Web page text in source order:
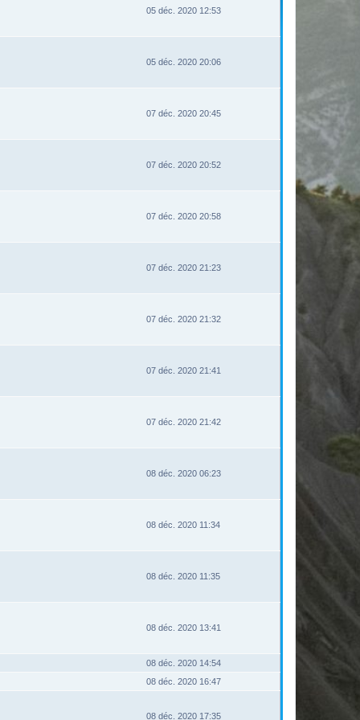
05 déc. 2020 12:53
05 déc. 2020 20:06
07 déc. 2020 20:45
07 déc. 2020 20:52
07 déc. 2020 20:58
07 déc. 2020 21:23
07 déc. 2020 21:32
07 déc. 2020 21:41
07 déc. 2020 21:42
08 déc. 2020 06:23
08 déc. 2020 11:34
08 déc. 2020 11:35
08 déc. 2020 13:41
08 déc. 2020 14:54
08 déc. 2020 16:47
08 déc. 2020 17:35